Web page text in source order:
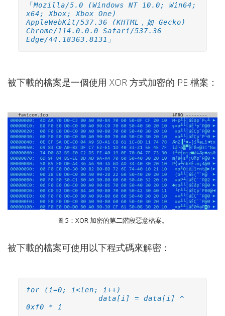
「Mozilla/5.0 (Windows NT 10.0; Win64;
x64; Xbox; Xbox One)
AppleWebKit/537.36 (KHTML，如 Gecko)
Chrome/114.0.0.0 Safari/537.36
Edge/44.18363.8131 」
被下載的檔案是一個使用 XOR 方式加密的 PE 檔案：
圖 5：XOR 加密的第二階段惡意檔案。
被下載的檔案可使用以下程式碼來解密：
for (i=0; i<len; i++)
data[i] = data[i] ^
0xf0 * i